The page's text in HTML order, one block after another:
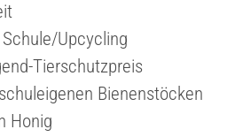
Upcycling
Tierschutzpreis
Bienenstöcken
Honig